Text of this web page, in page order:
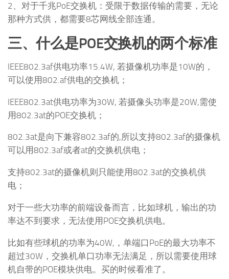
2、对于千兆PoE交换机：受限于数据传输的需要，无论
那种方式供，都需要8芯网线全部连通。
三、什么是POE交换机的两个标准
IEEE802.3af供电功率15.4W, 若摄像机功率是10W的，
可以使用802.af供电的交换机；
IEEE802.3at供电功率为30W, 若摄像头功率是20W,需使
用802.3at的POE交换机；
802.3at是向下兼容802.3af的,所以支持802.3af的摄像机
可以用802.3af或者at的交换机供电；
支持802.3at的摄像机则只能使用802.3at的交换机供
电；
对于一些大功率的前端设备而言，比如球机，输出的功
率达不到要求，无法使用POE交换机供电。
比如有些球机的功率为40W,，单端口PoE的最大功率不
超过30W，交换机单口功率无法满足，所以需要使用球
机自带的POE模块供电。买的时候看准了。